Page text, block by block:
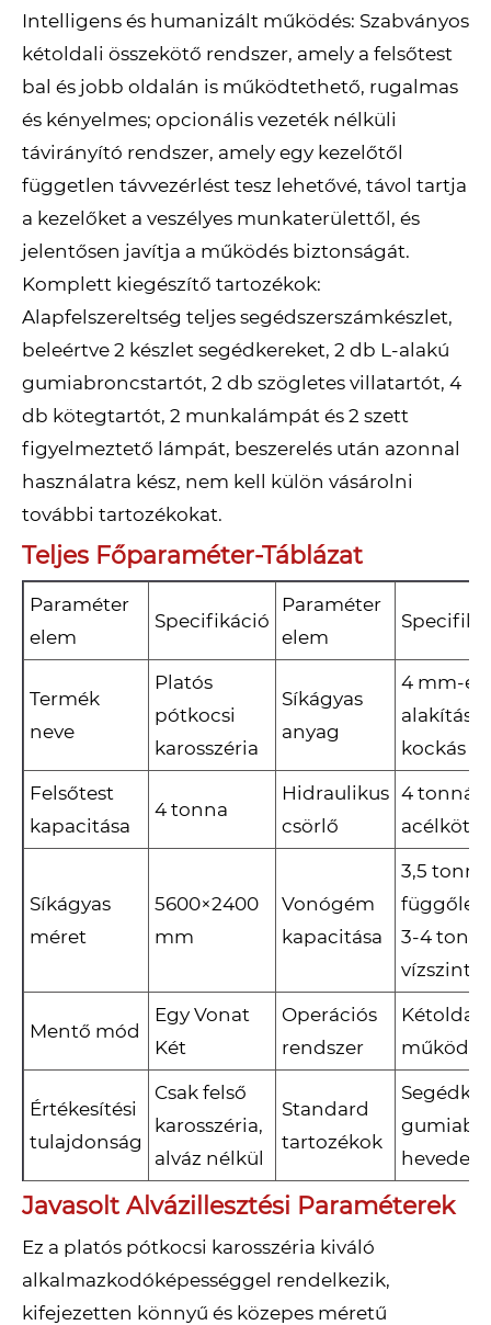
Intelligens és humanizált működés: Szabványos
kétoldali összekötő rendszer, amely a felsőtest
bal és jobb oldalán is működtethető, rugalmas
és kényelmes; opcionális vezeték nélküli
távirányító rendszer, amely egy kezelőtől
független távvezérlést tesz lehetővé, távol tartja
a kezelőket a veszélyes munkaterülettől, és
jelentősen javítja a működés biztonságát.
Komplett kiegészítő tartozékok:
Alapfelszereltség teljes segédszerszámkészlet,
beleértve 2 készlet segédkereket, 2 db L-alakú
gumiabroncstartót, 2 db szögletes villatartót, 4
db kötegtartót, 2 munkalámpát és 2 szett
figyelmeztető lámpát, beszerelés után azonnal
használatra kész, nem kell külön vásárolni
további tartozékokat.
Teljes Főparaméter-Táblázat
Paraméter
elem
Specifikáció
Paraméter
elem
Termék
neve
Platós
pótkocsi
karosszéria
Síkágyas
anyag
4 mm-es
alakítású
kockás
Felsőtest
kapacitása
4 tonna
Hidraulikus
csörlő
4 tonnás,
acélkötél
Síkágyas
méret
5600×2400
mm
Vonógém
kapacitása
3,5 tonna
3-4
Mentő mód
Egy Vonat
Két
Operációs
rendszer
Kétoldali
működés
Értékesítési
tulajdonság
Csak felső
karosszéria,
alváz nélkül
Standard
tartozékok
Javasolt Alvázillesztési Paraméterek
Ez a platós pótkocsi karosszéria kiváló
alkalmazkodóképességgel rendelkezik,
kifejezetten könnyű és közepes méretű